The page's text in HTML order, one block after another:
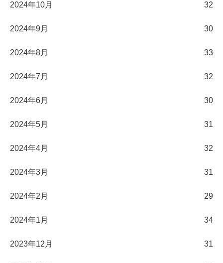
2024年10月 32
2024年9月 30
2024年8月 33
2024年7月 32
2024年6月 30
2024年5月 31
2024年4月 32
2024年3月 31
2024年2月 29
2024年1月 34
2023年12月 31